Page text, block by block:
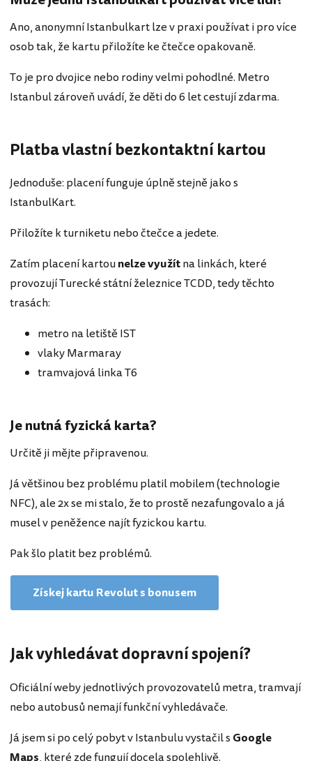
Ano, anonymní Istanbulkart lze v praxi používat i pro více
osob tak, že kartu přiložíte ke čtečce opakovaně.
To je pro dvojice nebo rodiny velmi pohodlné. Metro
Istanbul zároveň uvádí, že děti do 6 let cestují zdarma.
Platba vlastní bezkontaktní kartou
Jednoduše: placení funguje úplně stejně jako s
IstanbulKart.
Přiložíte k turniketu nebo čtečce a jedete.
Zatím placení kartounelze využítna linkách, které
provozují Turecké státní železnice TCDD, tedy těchto
trasách:
metro na letiště IST
vlaky Marmaray
tramvajová linka T6
Je nutná fyzická karta?
Určitě ji mějte připravenou.
Já většinou bez problému platil mobilem (technologie
NFC), ale 2x se mi stalo, že to prostě nezafungovalo a já
musel v peněžence najít fyzickou kartu.
Pak šlo platit bez problémů.
Získej kartu Revolut s bonusem
Jak vyhledávat dopravní spojení?
Oficiální weby jednotlivých provozovatelů metra, tramvají
nebo autobusů nemají funkční vyhledávače.
Já jsem si po celý pobyt v Istanbulu vystačil s Google
Maps, které zde fungují docela spolehlivě.